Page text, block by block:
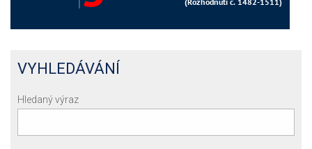
VYHLEDÁVÁNÍ
Hledaný výraz